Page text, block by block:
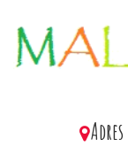
Adres